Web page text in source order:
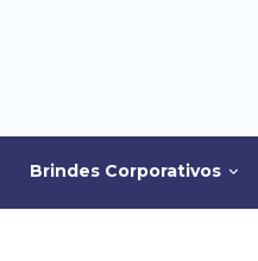
Brindes Corporativos